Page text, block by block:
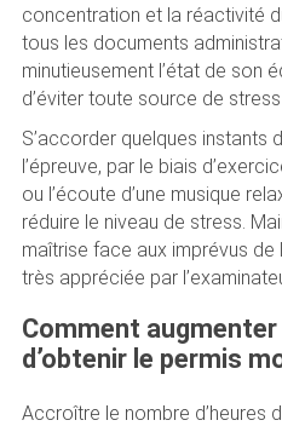
concentration et la réactivité
tous les documents
minutieusement l’état de son
d’éviter toute source de
S’accorder quelques instants
l’épreuve, par le biais
ou l’écoute d’une musique
réduire le niveau de stress.
maîtrise face aux imprévus
très appréciée par
Comment
d’obtenir le permis
Accroître le nombre d’heures